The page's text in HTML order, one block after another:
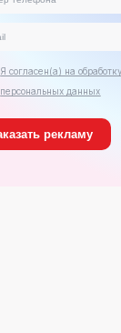
Я согласен(а) на
персональных данных